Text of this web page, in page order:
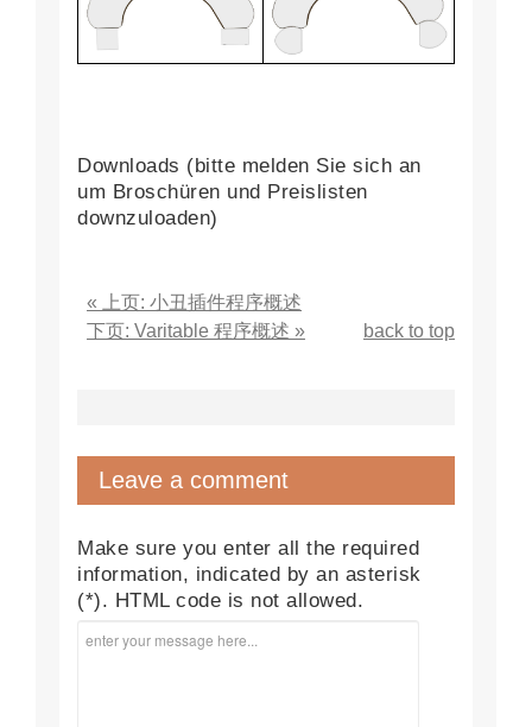
Downloads (bitte melden Sie sich an
um Broschüren und Preislisten
downzuloaden)
« 上页: 小丑插件程序概述
下页: Varitable 程序概述 »
back to top
Leave a comment
Make sure you enter all the required
information, indicated by an asterisk
(*). HTML code is not allowed.